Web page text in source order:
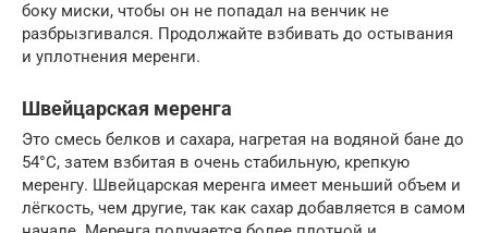
боку миски, чтобы он не попадал на венчик не
разбрызгивался. Продолжайте взбивать до остывания
и уплотнения меренги.
Швейцарская меренга
Это смесь белков и сахара, нагретая на водяной бане до
54°C, затем взбитая в очень стабильную, крепкую
меренгу. Швейцарская меренга имеет меньший объем и
лёгкость, чем другие, так как сахар добавляется в самом